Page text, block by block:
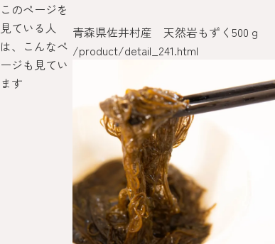
このページを
見ている人
は、こんなペ
ージも見てい
ます
summer
青森県佐井村産 天然岩もずく500ｇ
/product/detail_241.html